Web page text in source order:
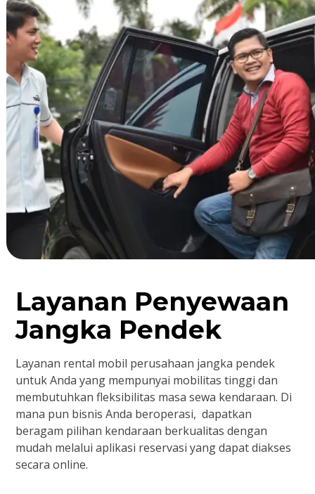
Layanan Penyewaan
Jangka Pendek
Layanan rental mobil perusahaan jangka pendek
untuk Anda yang mempunyai mobilitas tinggi dan
membutuhkan fleksibilitas masa sewa kendaraan. Di
mana pun bisnis Anda beroperasi, dapatkan
beragam pilihan kendaraan berkualitas dengan
mudah melalui aplikasi reservasi yang dapat diakses
secara online.